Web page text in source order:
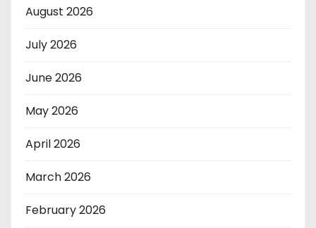
August 2026
July 2026
June 2026
May 2026
April 2026
March 2026
February 2026